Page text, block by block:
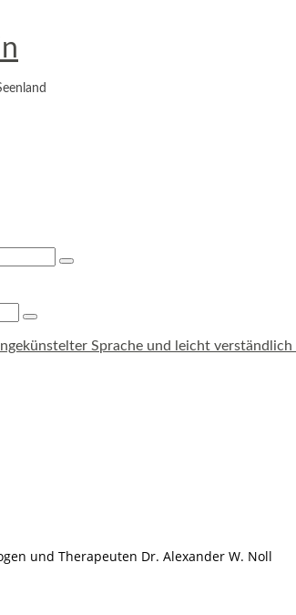
Sprache und leicht
und Therapeuten Dr. Alexander W. Noll